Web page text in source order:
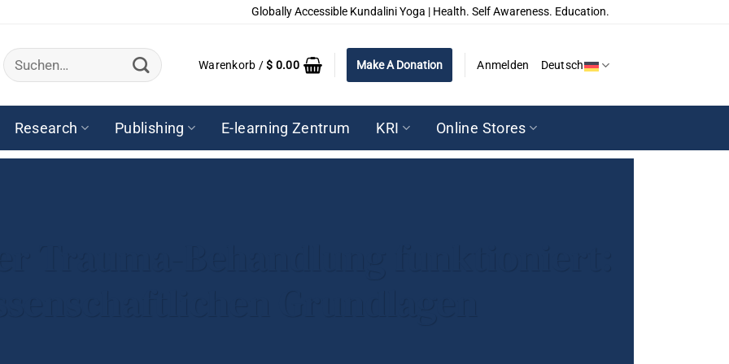
Globally Accessible Kundalini Yoga | Health. Self Awareness. Education.
Suchen
nach:
Warenkorb /$ 0.00 Make A Donation Anmelden Deutsch
Research Publishing E-learning Zentrum KRI Online Stores